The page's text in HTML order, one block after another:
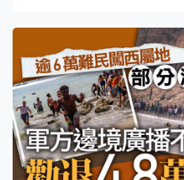
董事會成員盧彩雲接受本台
環球局勢動盪，更加突顯到本
法律體系及監管制度，亦有
場）流通性非常大，香港是
上市也相當活躍，最重要是
各項互聯互通制度能夠把資本
正與內地相關部門探討進一
示業界期望投資產品範圍及